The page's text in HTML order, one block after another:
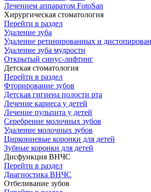
Лечением аппаратом FotoSan
Хирургическая стоматология
Перейти в раздел
Удаление зуба
Удаление ретинированных и
Удаление зуба мудрости
Открытый синус-лифтинг
Детская стоматология
Перейти в раздел
Фторирование зубов
Детская гигиена полости рта
Лечение кариеса у детей
Лечение пульпита у детей
Серебрение молочных зубов
Удаление молочных зубов
Циркониевые коронки для детей
Зубные коронки для детей
Дисфункция ВНЧС
Перейти в раздел
Диагностика ВНЧС
Отбеливание зубов